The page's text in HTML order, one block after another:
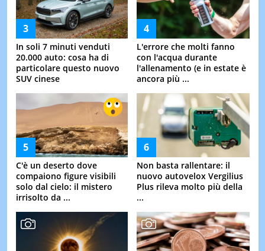
In soli 7 minuti venduti
20.000 auto: cosa ha di
particolare questo nuovo
SUV cinese
L'errore che molti fanno
con l'acqua durante
l'allenamento (e in estate è
ancora più ...
C'è un deserto dove
compaiono figure visibili
solo dal cielo: il mistero
irrisolto da ...
Non basta rallentare: il
nuovo autovelox Vergilius
Plus rileva molto più della
...